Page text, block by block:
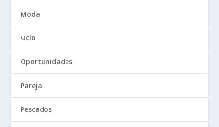
Moda
Ocio
Oportunidades
Pareja
Pescados